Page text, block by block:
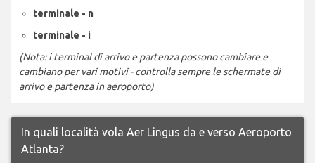
terminale - n
terminale - i
(Nota: i terminal di arrivo e partenza possono cambiare e
cambiano per vari motivi - controlla sempre le schermate di
arrivo e partenza in aeroporto)
In quali località vola Aer Lingus da e verso Aeroporto
Atlanta?